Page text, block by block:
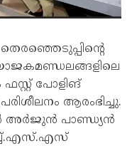
പോളിങ്
ആരംഭിച്ചു.
അർജുൻ പാണ്ഡ്യൻ